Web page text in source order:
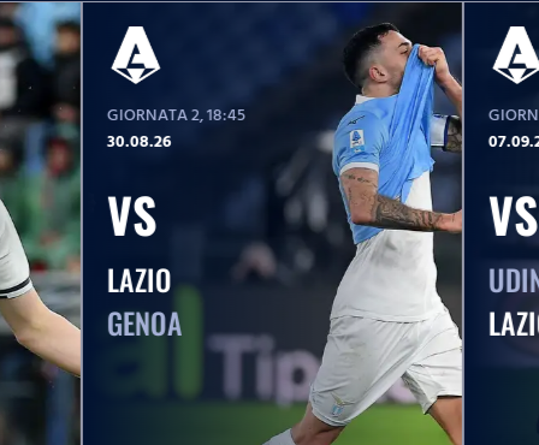
GIORNATA 2, 18:45
30.08.26
VS
LAZIO
GENOA
VS